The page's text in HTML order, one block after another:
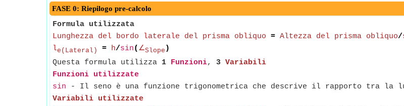
FASE 0: Riepilogo pre-calcolo
Formula utilizzata
Lunghezza del bordo laterale del prisma obliquo = Altezza del prisma obliquo/
le(Lateral) = h/sin( ∠Slope )
Questa formula utilizza 1 Funzioni, 3 Variabili
Funzioni utilizzate
sin - Il seno è una funzione trigonometrica che descrive il rapporto tra la
Variabili utilizzate